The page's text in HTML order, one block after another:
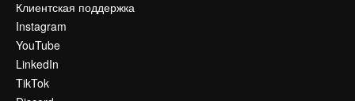
Клиентская поддержка
Instagram
YouTube
LinkedIn
TikTok